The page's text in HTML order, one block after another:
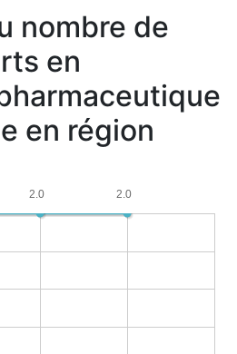
nombre de
en
en région
2.0
2.0